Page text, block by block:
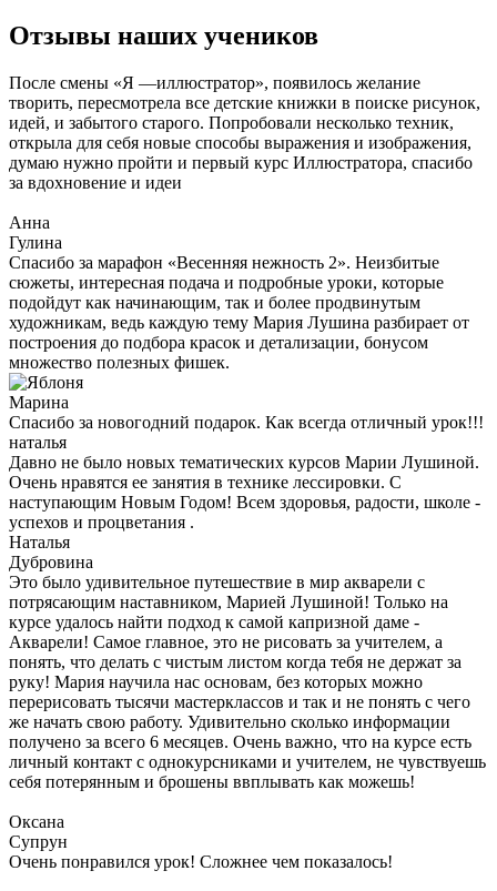
Отзывы наших учеников
После смены «Я —иллюстратор», появилось желание
творить, пересмотрела все детские книжки в поиске рисунок,
идей, и забытого старого. Попробовали несколько техник,
открыла для себя новые способы выражения и изображения,
думаю нужно пройти и первый курс Иллюстратора, спасибо
за вдохновение и идеи
Анна
Гулина
Спасибо за марафон «Весенняя нежность 2». Неизбитые
сюжеты, интересная подача и подробные уроки, которые
подойдут как начинающим, так и более продвинутым
художникам, ведь каждую тему Мария Лушина разбирает от
построения до подбора красок и детализации, бонусом
множество полезных фишек.
Марина
Спасибо за новогодний подарок. Как всегда отличный урок!!!
наталья
Давно не было новых тематических курсов Марии Лушиной.
Очень нравятся ее занятия в технике лессировки. С
наступающим Новым Годом! Всем здоровья, радости, школе -
успехов и процветания .
Наталья
Дубровина
Это было удивительное путешествие в мир акварели с
потрясающим наставником, Марией Лушиной! Только на
курсе удалось найти подход к самой капризной даме -
Акварели! Самое главное, это не рисовать за учителем, а
понять, что делать с чистым листом когда тебя не держат за
руку! Мария научила нас основам, без которых можно
перерисовать тысячи мастерклассов и так и не понять с чего
же начать свою работу. Удивительно сколько информации
получено за всего 6 месяцев. Очень важно, что на курсе есть
личный контакт с однокурсниками и учителем, не чувствуешь
себя потерянным и брошены ввплывать как можешь!
Оксана
Супрун
Очень понравился урок! Сложнее чем показалось!